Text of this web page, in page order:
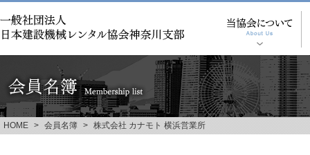
HOME > 会員名簿 > 株式会社 カナモト 横浜営業所